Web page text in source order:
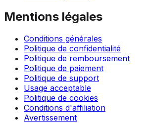
Mentions légales
Conditions générales
Politique de confidentialité
Politique de remboursement
Politique de paiement
Politique de support
Usage acceptable
Politique de cookies
Conditions d'affiliation
Avertissement